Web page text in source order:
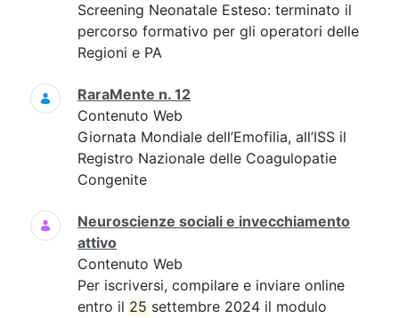
Screening Neonatale Esteso: terminato il
percorso formativo per gli operatori delle
Regioni e PA
RaraMente n. 12
Contenuto Web
Giornata Mondiale dell’Emofilia, all’ISS il
Registro Nazionale delle Coagulopatie
Congenite
Neuroscienze sociali e invecchiamento
attivo
Contenuto Web
Per iscriversi, compilare e inviare online
entro il 25 settembre 2024 il modulo